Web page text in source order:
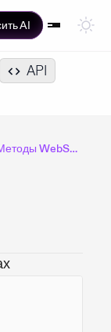
AI
API
Методы WebSocket